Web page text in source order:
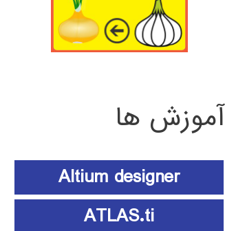
آموزش ها
Altium designer
ATLAS.ti